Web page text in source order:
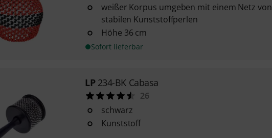
weißer Korpus umgeben mit einem Netz von
stabilen Kunststoffperlen
Höhe 36 cm
Sofort lieferbar
LP 234-BK Cabasa
26
schwarz
Kunststoff